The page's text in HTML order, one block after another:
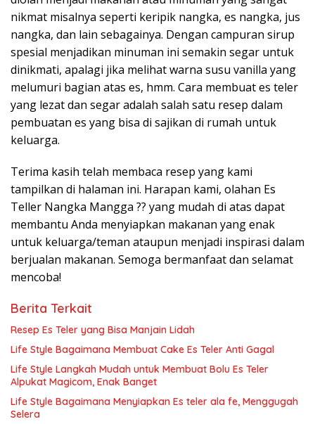
nikmat misalnya seperti keripik nangka, es nangka, jus
nangka, dan lain sebagainya. Dengan campuran sirup
spesial menjadikan minuman ini semakin segar untuk
dinikmati, apalagi jika melihat warna susu vanilla yang
melumuri bagian atas es, hmm. Cara membuat es teler
yang lezat dan segar adalah salah satu resep dalam
pembuatan es yang bisa di sajikan di rumah untuk
keluarga.
Terima kasih telah membaca resep yang kami
tampilkan di halaman ini. Harapan kami, olahan Es
Teller Nangka Mangga ?? yang mudah di atas dapat
membantu Anda menyiapkan makanan yang enak
untuk keluarga/teman ataupun menjadi inspirasi dalam
berjualan makanan. Semoga bermanfaat dan selamat
mencoba!
Berita Terkait
Resep Es Teler yang Bisa Manjain Lidah
Life Style Bagaimana Membuat Cake Es Teler Anti Gagal
Life Style Langkah Mudah untuk Membuat Bolu Es Teler
Alpukat Magicom, Enak Banget
Life Style Bagaimana Menyiapkan Es teler ala fe, Menggugah
Selera